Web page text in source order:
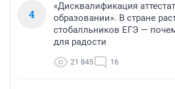
4
«Дисквалификация
образовании». В стране
стобалльников ЕГЭ —
для радости
21 845 16